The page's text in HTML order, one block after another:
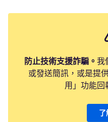
防止技術支援詐騙。 我
或發送簡訊，或是提
用」功能回
了